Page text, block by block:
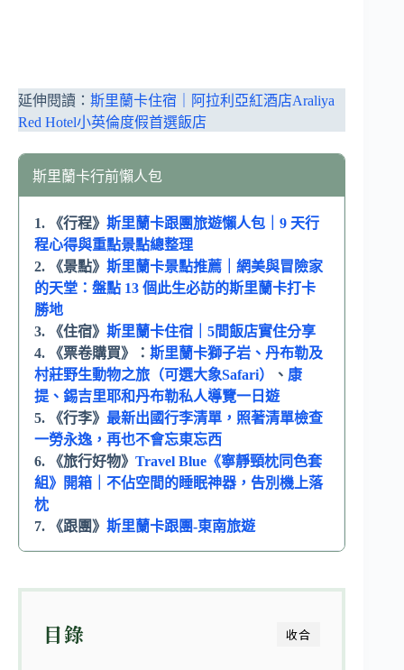
延伸閱讀： 斯里蘭卡住宿｜阿拉利亞紅酒店Araliya
Red Hotel小英倫度假首選飯店
斯里蘭卡行前懶人包
1. 《行程》 斯里蘭卡跟團旅遊懶人包｜9 天行
程心得與重點景點總整理
2. 《景點》 斯里蘭卡景點推薦｜網美與冒險家
的天堂：盤點 13 個此生必訪的斯里蘭卡打卡
勝地
3. 《住宿》 斯里蘭卡住宿｜5間飯店實住分享
4. 《票卷購買》： 斯里蘭卡獅子岩、丹布勒及
村莊野生動物之旅（可選大象Safari）
、 康
提、錫吉里耶和丹布勒私人導覽一日遊
5. 《行李》 最新出國行李清單，照著清單檢查
一勞永逸，再也不會忘東忘西
6. 《旅行好物》 Travel Blue《寧靜頸枕同色套
組》開箱｜不佔空間的睡眠神器，告別機上落
枕
7. 《跟團》 斯里蘭卡跟團-東南旅遊
收合
目錄